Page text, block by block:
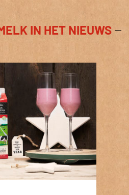
IN HET NIEUWS